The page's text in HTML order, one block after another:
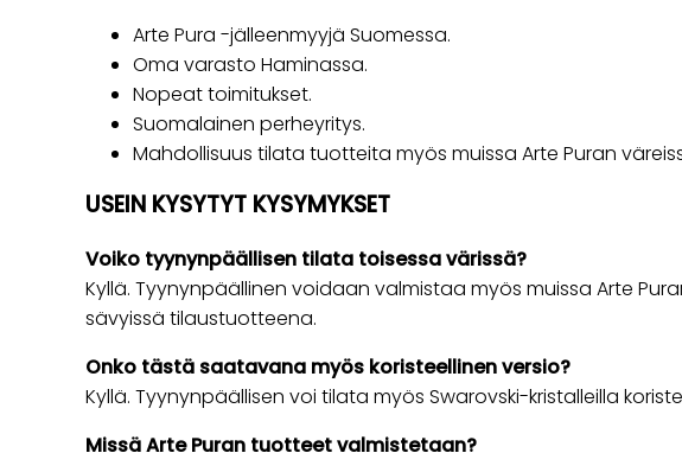
Arte Pura -jälleenmyyjä Suomessa.
Oma varasto Haminassa.
Nopeat toimitukset.
Suomalainen perheyritys.
Mahdollisuus tilata tuotteita myös muissa Arte Puran
USEIN KYSYTYT KYSYMYKSET
Voiko tyynynpäällisen tilata toisessa värissä?
Kyllä. Tyynynpäällinen voidaan valmistaa myös muissa Arte
sävyissä tilaustuotteena.
Onko tästä saatavana myös koristeellinen versio?
Kyllä. Tyynynpäällisen voi tilata myös Swarovski-kristalleilla
Missä Arte Puran tuotteet valmistetaan?